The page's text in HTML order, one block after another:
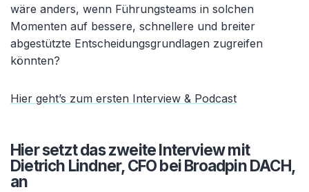
wäre anders, wenn Führungsteams in solchen
Momenten auf bessere, schnellere und breiter
abgestützte Entscheidungsgrundlagen zugreifen
könnten?
Hier geht’s zum ersten Interview & Podcast
Hier setzt das zweite Interview mit
Dietrich Lindner, CFO bei Broadpin DACH,
an